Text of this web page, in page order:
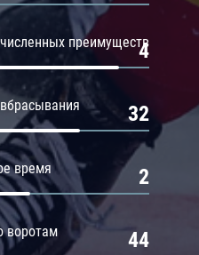
преимуществ
4
32
время 2
воротам 44